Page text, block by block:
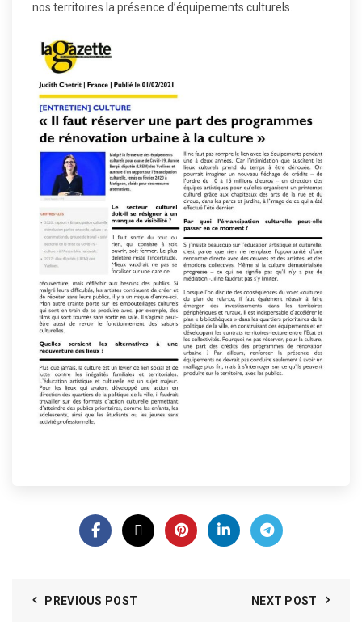
nos territoires la présence d’équipements culturels.
PREVIOUS POST NEXT POST